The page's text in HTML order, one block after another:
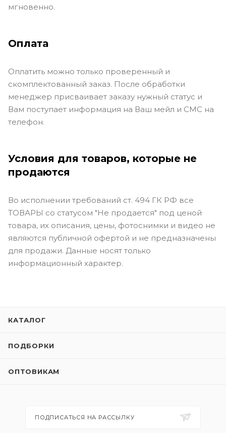
мгновенно.
Оплата
Оплатить можно только проверенный и
скомплектованный заказ. После обработки
менеджер присваивает заказу нужный статус и
Вам поступает информация на Ваш мейл и СМС на
телефон.
Условия для товаров, которые не
продаются
Во исполнении требований ст. 494 ГК РФ все
ТОВАРЫ со статусом "Не продается" под ценой
товара, их описания, цены, фотоснимки и видео не
являются публичной офертой и не предназначены
для продажи. Данные носят только
информационный характер.
КАТАЛОГ
ПОДБОРКИ
ОПТОВИКАМ
ПОДПИСАТЬСЯ НА РАССЫЛКУ